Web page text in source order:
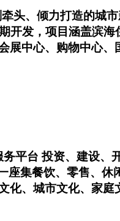
头、倾力打造的城
开发，项目涵盖滨
展中心、购物中心、
平台 投资、建设
座集餐饮、零售、
化、城市文化、家庭